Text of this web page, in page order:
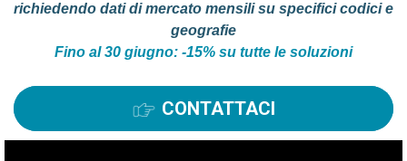
richiedendo dati di mercato mensili su specifici codici e
geografie
Fino al 30 giugno: -15% su tutte le soluzioni
CONTATTACI